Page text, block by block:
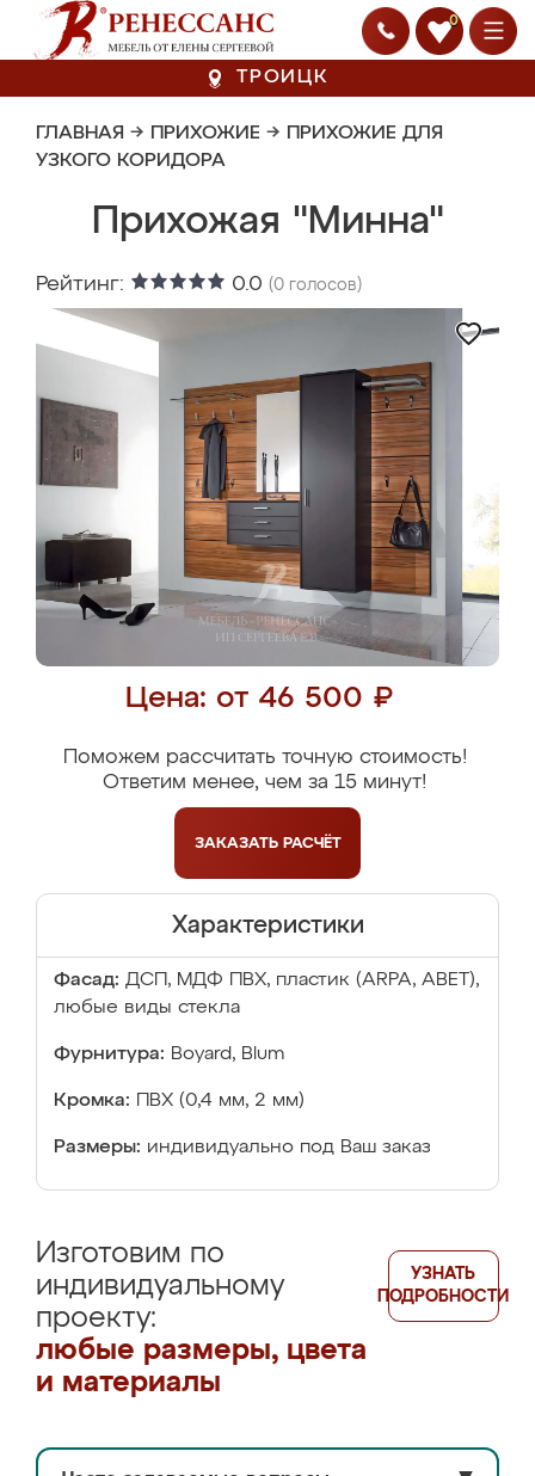
0
ТРОИЦК
ГЛАВНАЯ → ПРИХОЖИЕ → ПРИХОЖИЕ ДЛЯ
УЗКОГО КОРИДОРА
Прихожая "Минна"
Рейтинг: 0.0 (0 голосов)
Цена: от 46 500 ₽
Поможем рассчитать точную стоимость!
Ответим менее, чем за 15 минут!
ЗАКАЗАТЬ РАСЧЁТ
Характеристики
Фасад: ДСП, МДФ ПВХ, пластик (ARPA, ABET),
любые виды стекла
Фурнитура: Boyard, Blum
Кромка: ПВХ (0,4 мм, 2 мм)
Размеры: индивидуально под Ваш заказ
Изготовим по
индивидуальному
проекту:
любые размеры, цвета
и материалы
УЗНАТЬ
ПОДРОБНОСТИ